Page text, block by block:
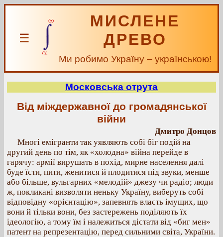
☰
МИСЛЕНЕ
ДРЕВО
Ми робимо Україну – українською!
Московська отрута
Від міждержавної до громадянської
війни
Дмитро Донцов
Многі емігранти так уявляють собі біг подій на
другий день по тім, як «холодна» війна перейде в
гарячу: армії вирушать в похід, мирне населення далі
буде їсти, пити, женитися й плодитися під звуки, менше
або більше, вульгарних «мелодій» джезу чи радіо; люди
ж, покликані визволяти неньку Україну, виберуть собі
відповідну «орієнтацію», запевнять власть імущих, що
вони й тільки вони, без застережень поділяють їх
ідеологію, а тому їм і належиться дістати від «биг мен»
патент на репрезентацію, перед сильними світа, України.